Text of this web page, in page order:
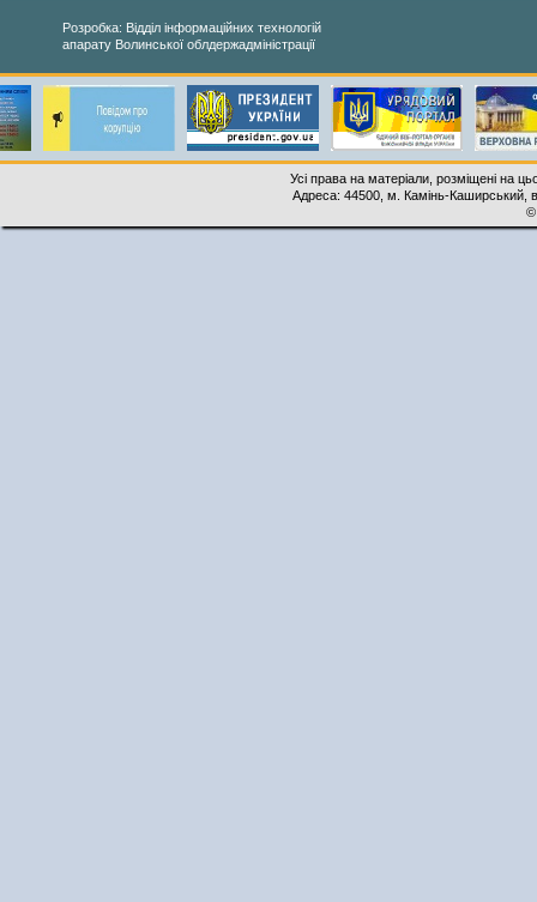
Розробка: Відділ інформаційних технологій
апарату Волинської облдержадміністрації
Усі права на матеріали, розміщені на
Адреса: 44500, м. Камінь-Каширський,
©